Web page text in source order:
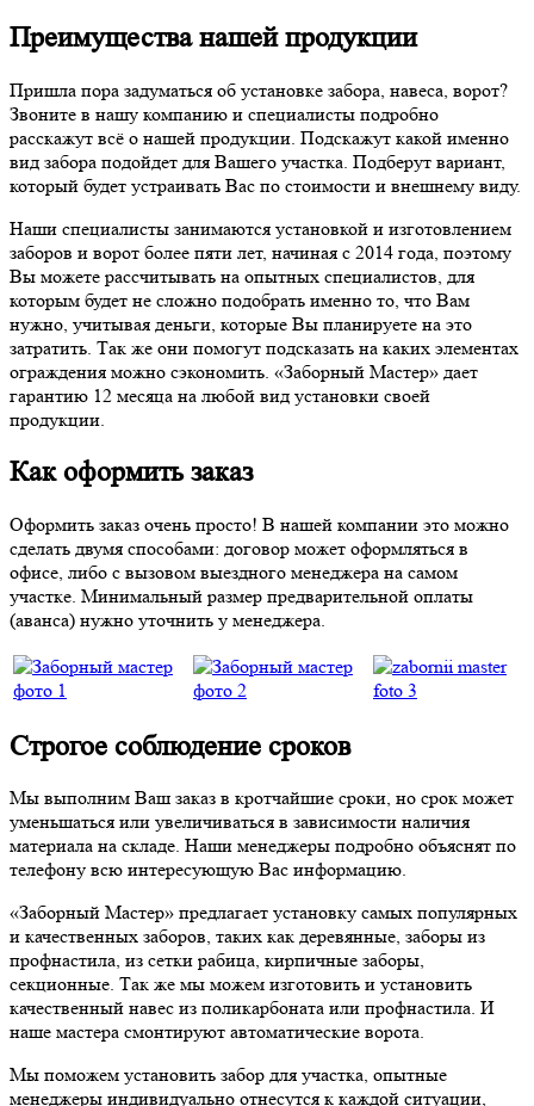
Преимущества нашей продукции
Пришла пора задуматься об установке забора, навеса, ворот?
Звоните в нашу компанию и специалисты подробно
расскажут всё о нашей продукции. Подскажут какой именно
вид забора подойдет для Вашего участка. Подберут вариант,
который будет устраивать Вас по стоимости и внешнему виду.
Наши специалисты занимаются установкой и изготовлением
заборов и ворот более пяти лет, начиная с 2014 года, поэтому
Вы можете рассчитывать на опытных специалистов, для
которым будет не сложно подобрать именно то, что Вам
нужно, учитывая деньги, которые Вы планируете на это
затратить. Так же они помогут подсказать на каких элементах
ограждения можно сэкономить. «Заборный Мастер» дает
гарантию 12 месяца на любой вид установки своей
продукции.
Как оформить заказ
Оформить заказ очень просто! В нашей компании это можно
сделать двумя способами: договор может оформляться в
офисе, либо с вызовом выездного менеджера на самом
участке. Минимальный размер предварительной оплаты
(аванса) нужно уточнить у менеджера.
Строгое соблюдение сроков
Мы выполним Ваш заказ в кротчайшие сроки, но срок может
уменьшаться или увеличиваться в зависимости наличия
материала на складе. Наши менеджеры подробно объяснят по
телефону всю интересующую Вас информацию.
«Заборный Мастер» предлагает установку самых популярных
и качественных заборов, таких как деревянные, заборы из
профнастила, из сетки рабица, кирпичные заборы,
секционные. Так же мы можем изготовить и установить
качественный навес из поликарбоната или профнастила. И
наше мастера смонтируют автоматические ворота.
Мы поможем установить забор для участка, опытные
менеджеры индивидуально отнесутся к каждой ситуации,